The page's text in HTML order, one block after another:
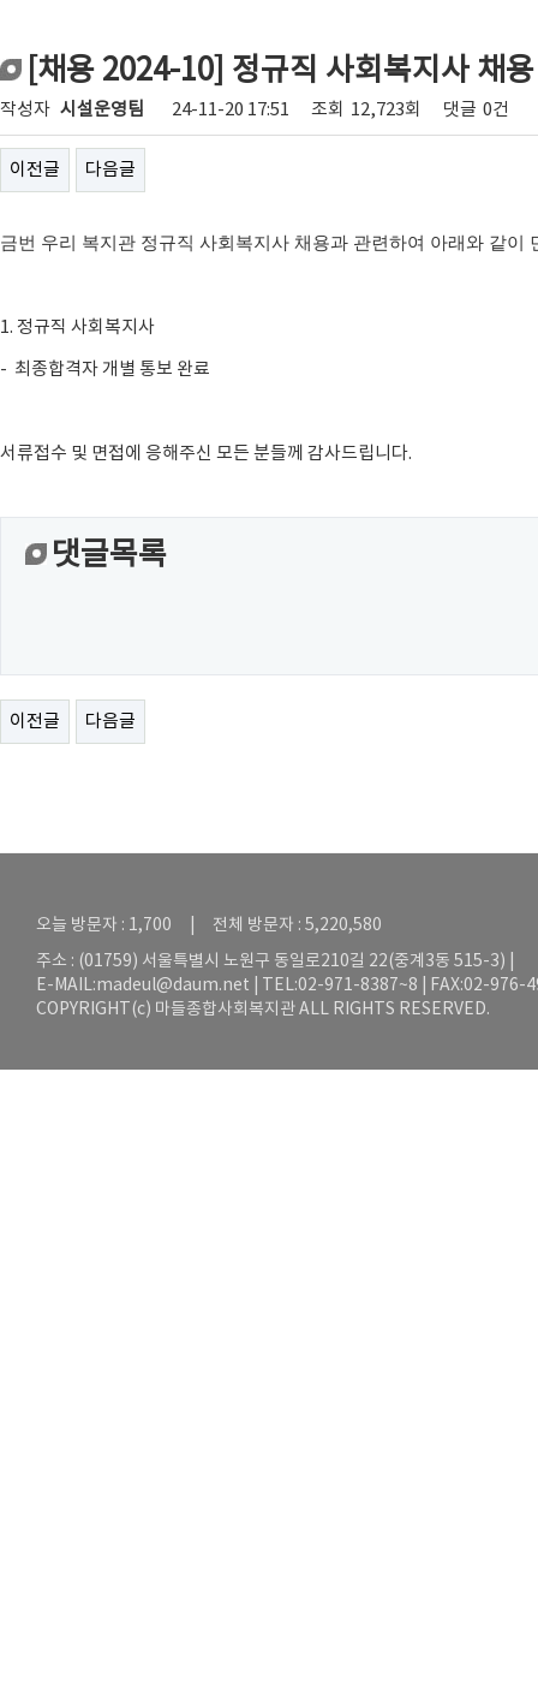
[채용 2024-10] 정규직 사회복지사 채
작성자 시설운영팀 24-11-20 17:51 조회 12,723회 댓글 0건
이전글 다음글
금번 우리 복지관 정규직 사회복지사 채용과 관련하여 아래와 같이
1. 정규직 사회복지사
- 최종합격자 개별 통보 완료
서류접수 및 면접에 응해주신 모든 분들께 감사드립니다.
댓글목록
이전글 다음글
오늘 방문자 : 1,700 | 전체 방문자 : 5,220,580
주소 : (01759) 서울특별시 노원구 동일로210길 22(중계3동 515-3) |
E-MAIL:madeul@daum.net | TEL:02-971-8387~8 | FAX:02-976-
COPYRIGHT(c) 마들종합사회복지관 ALL RIGHTS RESERVED.